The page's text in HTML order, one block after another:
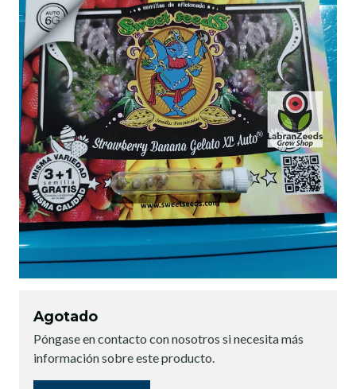
Agotado
Póngase en contacto con nosotros si necesita más
información sobre este producto.